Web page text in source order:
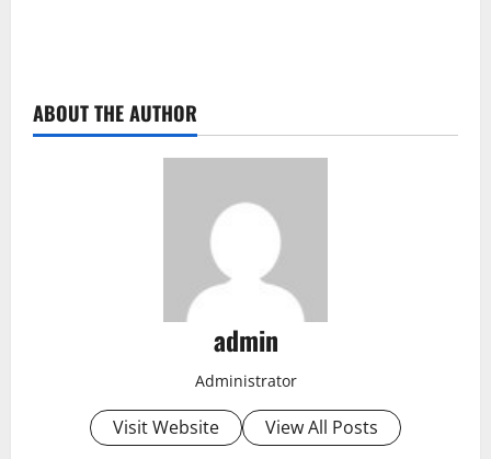
ABOUT THE AUTHOR
admin
Administrator
Visit Website View All Posts